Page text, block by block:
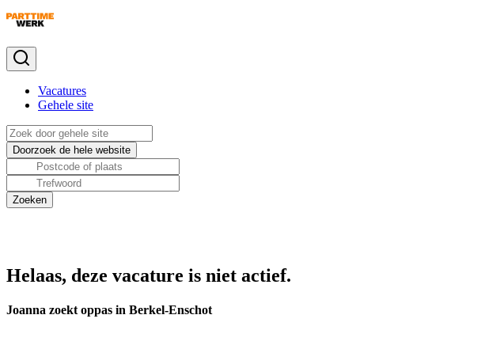
Vacatures
Gehele site
Helaas, deze vacature is niet actief.
Joanna zoekt oppas in Berkel-Enschot